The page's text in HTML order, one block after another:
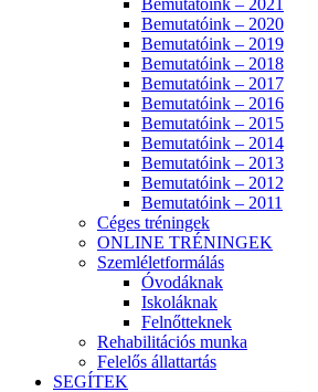
Bemutatóink – 2021
Bemutatóink – 2020
Bemutatóink – 2019
Bemutatóink – 2018
Bemutatóink – 2017
Bemutatóink – 2016
Bemutatóink – 2015
Bemutatóink – 2014
Bemutatóink – 2013
Bemutatóink – 2012
Bemutatóink – 2011
Céges tréningek
ONLINE TRÉNINGEK
Szemléletformálás
Óvodáknak
Iskoláknak
Felnőtteknek
Rehabilitációs munka
Felelős állattartás
SEGÍTEK